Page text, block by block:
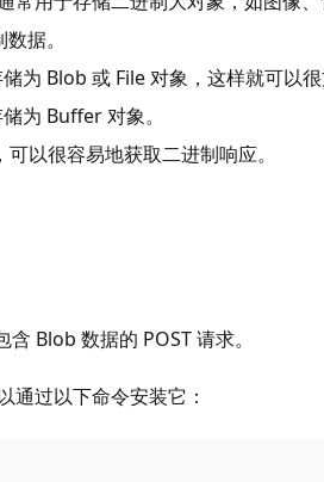
据。
为 Blob 或 File 对象，这样就可以很
为 Buffer 对象。
以很容易地获取二进制响应。
Blob 数据的 POST 请求。
通过以下命令安装它：